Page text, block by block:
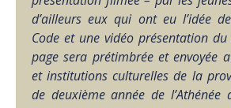
d’ailleurs eux qui ont eu l’idée
Code et une vidéo présentation du
page sera prétimbrée et envoyée
et institutions culturelles de la
de deuxième année de